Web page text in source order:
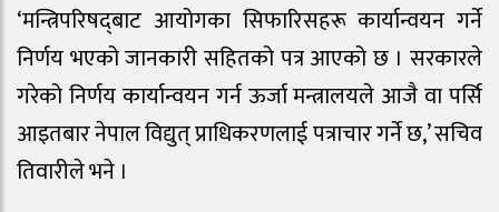
‘मन्त्रिपरिषद्‍बाट आयोगका सिफारिसहरू कार्यान्वयन गर्ने
निर्णय भएको जानकारी सहितको पत्र आएको छ । सरकारले
गरेको निर्णय कार्यान्वयन गर्न ऊर्जा मन्त्रालयले आजै वा पर्सि
आइतबार नेपाल विद्युत् प्राधिकरणलाई पत्राचार गर्ने छ,’ सचिव
तिवारीले भने ।